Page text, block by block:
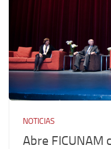
NOTICIAS
Abre FICUNAM